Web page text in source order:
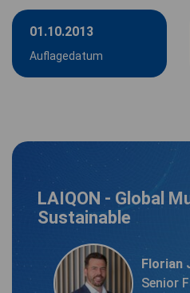
01.10.2013
Auflagedatum
LAIQON - Global
Sustainable
Florian
Senior